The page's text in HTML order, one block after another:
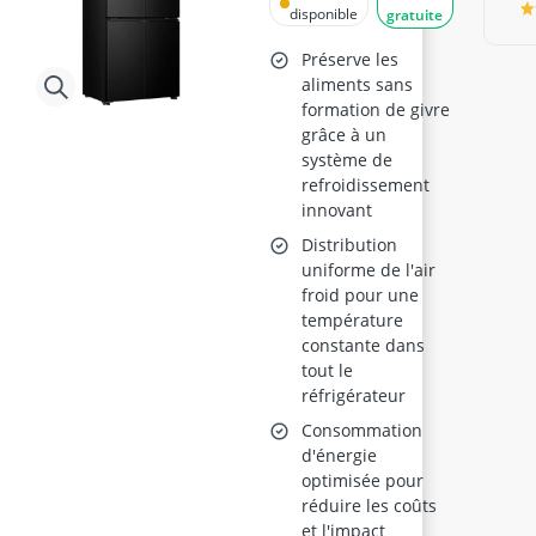
américain Noir
disponible
gratuite
Préserve les
aliments sans
formation de givre
grâce à un
système de
refroidissement
innovant
Distribution
uniforme de l'air
froid pour une
température
constante dans
tout le
réfrigérateur
Consommation
d'énergie
optimisée pour
réduire les coûts
et l'impact